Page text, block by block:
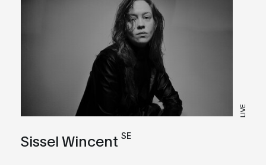
LIVE
Sissel Wincent SE